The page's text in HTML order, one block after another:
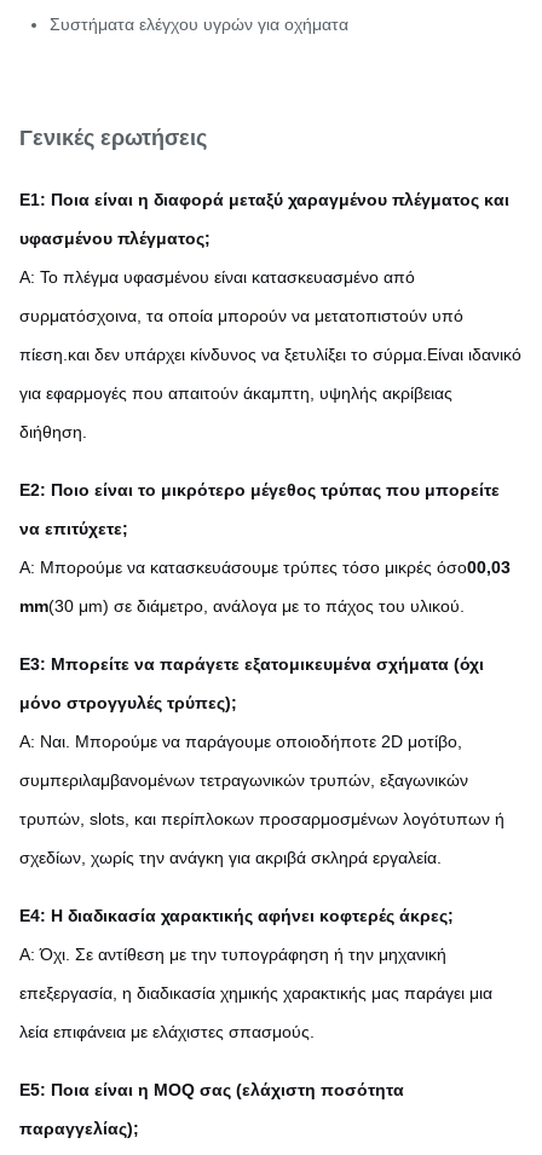
Συστήματα ελέγχου υγρών για οχήματα
Γενικές ερωτήσεις
Ε1: Ποια είναι η διαφορά μεταξύ χαραγμένου πλέγματος και
υφασμένου πλέγματος;
Α: Το πλέγμα υφασμένου είναι κατασκευασμένο από
συρματόσχοινα, τα οποία μπορούν να μετατοπιστούν υπό
πίεση.και δεν υπάρχει κίνδυνος να ξετυλίξει το σύρμα.Είναι ιδανικό
για εφαρμογές που απαιτούν άκαμπτη, υψηλής ακρίβειας
διήθηση.
Ε2: Ποιο είναι το μικρότερο μέγεθος τρύπας που μπορείτε
να επιτύχετε;
Α: Μπορούμε να κατασκευάσουμε τρύπες τόσο μικρές όσο00,03
mm(30 μm) σε διάμετρο, ανάλογα με το πάχος του υλικού.
Ε3: Μπορείτε να παράγετε εξατομικευμένα σχήματα (όχι
μόνο στρογγυλές τρύπες);
Α: Ναι. Μπορούμε να παράγουμε οποιοδήποτε 2D μοτίβο,
συμπεριλαμβανομένων τετραγωνικών τρυπών, εξαγωνικών
τρυπών, slots, και περίπλοκων προσαρμοσμένων λογότυπων ή
σχεδίων, χωρίς την ανάγκη για ακριβά σκληρά εργαλεία.
Ε4: Η διαδικασία χαρακτικής αφήνει κοφτερές άκρες;
Α: Όχι. Σε αντίθεση με την τυπογράφηση ή την μηχανική
επεξεργασία, η διαδικασία χημικής χαρακτικής μας παράγει μια
λεία επιφάνεια με ελάχιστες σπασμούς.
Ε5: Ποια είναι η MOQ σας (ελάχιστη ποσότητα
παραγγελίας);